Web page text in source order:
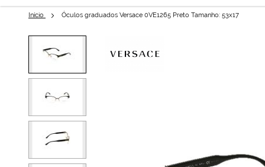
Início Óculos graduados Versace 0VE1265 Preto Tamanho: 53x17
Óculos graduados Versace
para
da
Galeria